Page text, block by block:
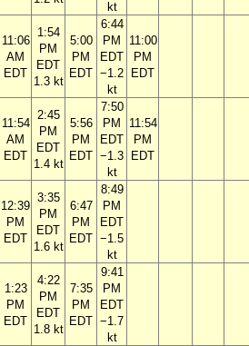
kt
11:06
AM
EDT
1:54
PM
EDT
1.3 kt
5:00
PM
EDT
6:44
PM
EDT
−1.2
kt
11:00
PM
EDT
11:54
AM
EDT
2:45
PM
EDT
1.4 kt
5:56
PM
EDT
7:50
PM
EDT
−1.3
kt
11:54
PM
EDT
12:39
PM
EDT
3:35
PM
EDT
1.6 kt
6:47
PM
EDT
8:49
PM
EDT
−1.5
kt
1:23
PM
EDT
4:22
PM
EDT
1.8 kt
7:35
PM
EDT
9:41
PM
EDT
−1.7
kt